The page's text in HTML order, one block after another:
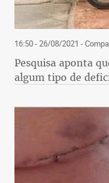
16:50 - 26/08/2021 -
Pesquisa aponta
algum tipo de